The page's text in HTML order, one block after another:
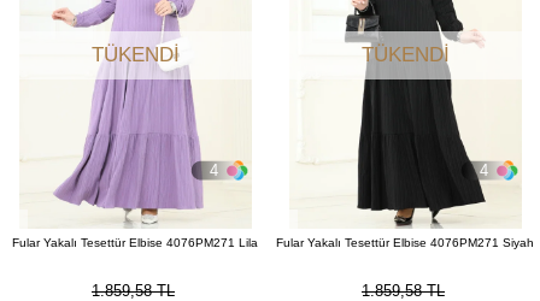
4
TÜKENDI
Fular Yakalı Tesettür Elbise 4076PM271 Lila
1.859,58 TL
4
TÜKENDI
Fular Yakalı Tesettür Elbise 4076PM271 Siyah
1.859,58 TL